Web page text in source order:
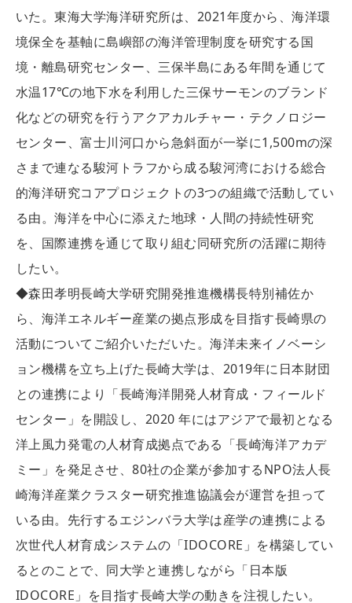
いた。東海大学海洋研究所は、2021年度から、海洋環
境保全を基軸に島嶼部の海洋管理制度を研究する国
境・離島研究センター、三保半島にある年間を通じて
水温17℃の地下水を利用した三保サーモンのブランド
化などの研究を行うアクアカルチャー・テクノロジー
センター、富士川河口から急斜面が一挙に1,500mの深
さまで連なる駿河トラフから成る駿河湾における総合
的海洋研究コアプロジェクトの3つの組織で活動してい
る由。海洋を中心に添えた地球・人間の持続性研究
を、国際連携を通じて取り組む同研究所の活躍に期待
したい。
◆森田孝明長崎大学研究開発推進機構長特別補佐か
ら、海洋エネルギー産業の拠点形成を目指す長崎県の
活動についてご紹介いただいた。海洋未来イノベーシ
ョン機構を立ち上げた長崎大学は、2019年に日本財団
との連携により「長崎海洋開発人材育成・フィールド
センター」を開設し、2020 年にはアジアで最初となる
洋上風力発電の人材育成拠点である「長崎海洋アカデ
ミー」を発足させ、80社の企業が参加するNPO法人長
崎海洋産業クラスター研究推進協議会が運営を担って
いる由。先行するエジンバラ大学は産学の連携による
次世代人材育成システムの「IDOCORE」を構築してい
るとのことで、同大学と連携しながら「日本版
IDOCORE」を目指す長崎大学の動きを注視したい。